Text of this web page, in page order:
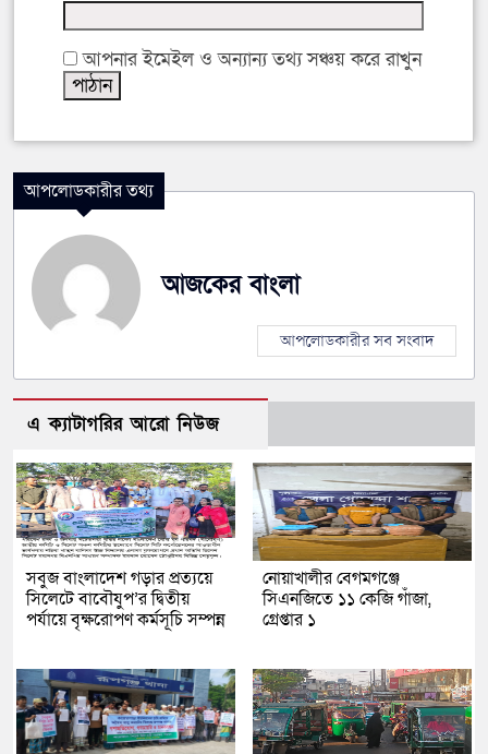
আপনার ইমেইল ও অন্যান্য তথ্য সঞ্চয় করে রাখুন
আপলোডকারীর তথ্য
আজকের বাংলা
আপলোডকারীর সব সংবাদ
এ ক্যাটাগরির আরো নিউজ
সবুজ বাংলাদেশ গড়ার প্রত্যয়ে
সিলেটে বাবৌযুপ’র দ্বিতীয়
পর্যায়ে বৃক্ষরোপণ কর্মসূচি সম্পন্ন
নোয়াখালীর বেগমগঞ্জে
সিএনজিতে ১১ কেজি গাঁজা,
গ্রেপ্তার ১